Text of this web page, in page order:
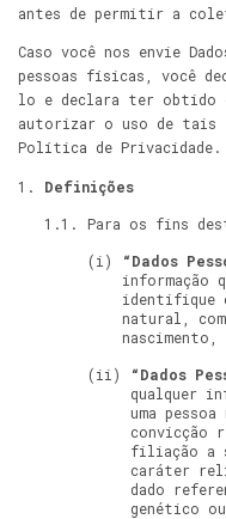
antes de permitir a
Caso você nos envie
pessoas físicas, você
lo e declara ter obtido
autorizar o uso de tais
Política de Privacidade.
Definições
Para os fins
“Dados
informação
identifique
natural,
“Dados
qualquer
uma
convicção
filiação a
caráter
dado
genético